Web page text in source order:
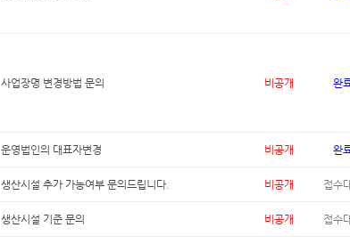
사업장명 변경방법 문의 비공개 완
운영법인의 대표자변경 비공개 완
생산시설 추가 가능여부 문의드립니다. 비공개 접수
생산시설 기준 문의 비공개 접수